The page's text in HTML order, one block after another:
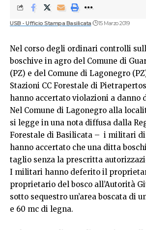
USB - Ufficio Stampa Basilicata 15 Marzo 2019
Nel corso degli ordinari controlli
boschive in agro del Comune di
(PZ) e del Comune di Lagonegro
Stazioni CC Forestale di
hanno accertato violazioni a danno
Nel Comune di Lagonegro alla
si legge in una nota diffusa dalla
Forestale di Basilicata – i militari
hanno accertato che una ditta
taglio senza la prescritta
I militari hanno deferito il
proprietario del bosco all’Autorità
sotto sequestro un’area boscata di
e 60 mc di legna.